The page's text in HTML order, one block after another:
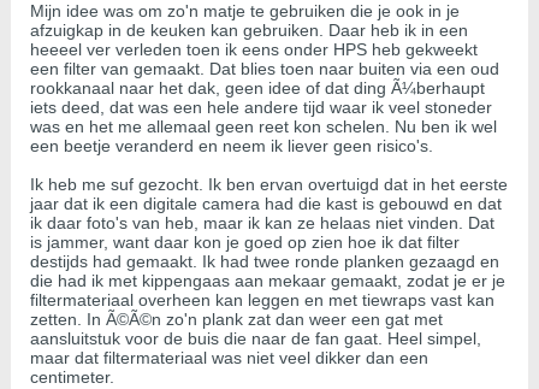
Mijn idee was om zo'n matje te gebruiken die je ook in je
afzuigkap in de keuken kan gebruiken. Daar heb ik in een
heeeel ver verleden toen ik eens onder HPS heb gekweekt
een filter van gemaakt. Dat blies toen naar buiten via een oud
rookkanaal naar het dak, geen idee of dat ding Ã¼berhaupt
iets deed, dat was een hele andere tijd waar ik veel stoneder
was en het me allemaal geen reet kon schelen. Nu ben ik wel
een beetje veranderd en neem ik liever geen risico's.
Ik heb me suf gezocht. Ik ben ervan overtuigd dat in het eerste
jaar dat ik een digitale camera had die kast is gebouwd en dat
ik daar foto's van heb, maar ik kan ze helaas niet vinden. Dat
is jammer, want daar kon je goed op zien hoe ik dat filter
destijds had gemaakt. Ik had twee ronde planken gezaagd en
die had ik met kippengaas aan mekaar gemaakt, zodat je er je
filtermateriaal overheen kan leggen en met tiewraps vast kan
zetten. In Ã©Ã©n zo'n plank zat dan weer een gat met
aansluitstuk voor de buis die naar de fan gaat. Heel simpel,
maar dat filtermateriaal was niet veel dikker dan een
centimeter.